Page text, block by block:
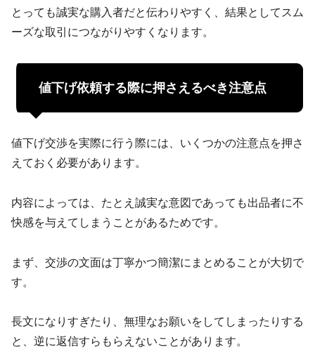
とっても誠実な購入者だと伝わりやすく、結果としてスム
ーズな取引につながりやすくなります。
値下げ依頼する際に押さえるべき注意点
値下げ交渉を実際に行う際には、いくつかの注意点を押さ
えておく必要があります。
内容によっては、たとえ誠実な意図であっても出品者に不
快感を与えてしまうことがあるためです。
まず、交渉の文面は丁寧かつ簡潔にまとめることが大切で
す。
長文になりすぎたり、無理なお願いをしてしまったりする
と、逆に返信すらもらえないことがあります。